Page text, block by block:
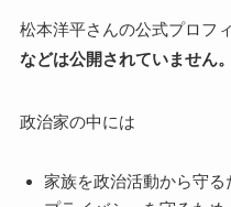
松本洋平さんの公式プロフ
などは公開されていません。
政治家の中には
家族を政治活動から守る